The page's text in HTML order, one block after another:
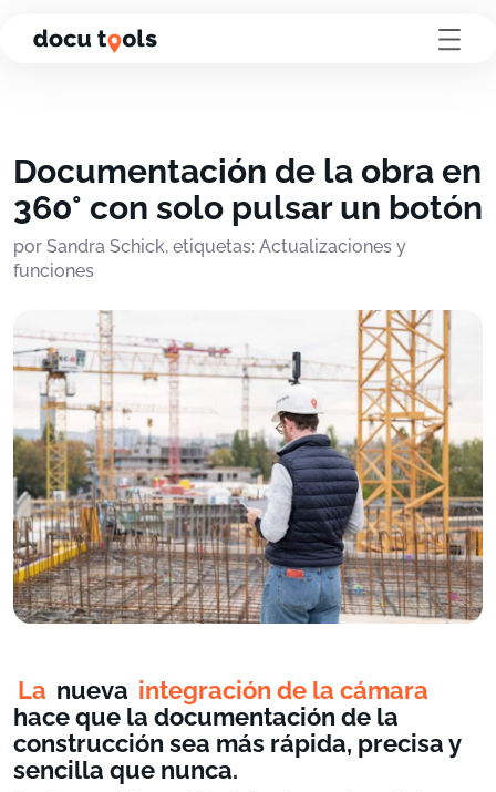
Documentación de la obra en
360° con solo pulsar un botón
por Sandra Schick, etiquetas: Actualizaciones y
funciones
La nueva integración de la cámara
hace que la documentación de la
construcción sea más rápida, precisa y
sencilla que nunca.